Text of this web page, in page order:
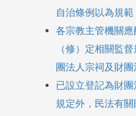
自治條例以為規範
各宗教主管機關
（修）定相關監
團法人宗祠及財
已設立登記為財團
規定外，民法有